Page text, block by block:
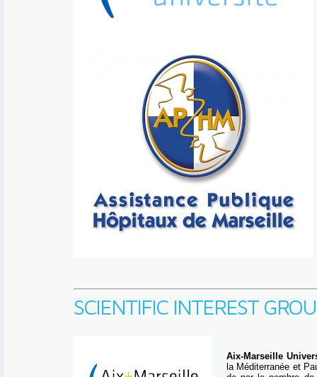
SCIENTIFIC INTEREST
Aix-Marseille
la Méditerranée et